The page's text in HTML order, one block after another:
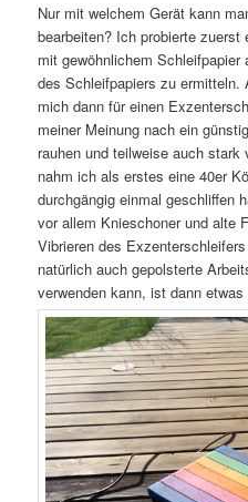
Nur mit welchem Gerät kann
bearbeiten? Ich probierte zuerst
mit gewöhnlichem
des Schleifpapiers zu
mich dann für einen
meiner Meinung nach ein
rauhen und teilweise auch
nahm ich als erstes eine 40er
durchgängig einmal geschliffen
vor allem Knieschoner und alte
Vibrieren des
natürlich auch gepolsterte
verwenden kann, ist dann etwas